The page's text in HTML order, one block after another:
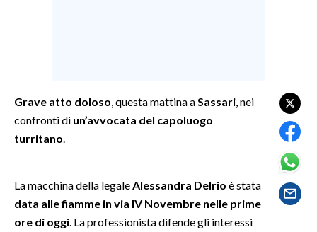
CULTURA
GOSSIP
SALUTE
Grave atto doloso , questa mattina a Sassari , nei
confronti di un’avvocata del capoluogo
turritano
La macchina della legale Alessandra Delrio è stata
data alle fiamme in via IV Novembre nelle prime
ore di oggi . La professionista difende gli interessi